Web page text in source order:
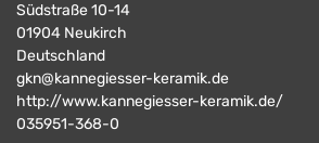
Südstraße 10-14
01904 Neukirch
Deutschland
gkn@kannegiesser-keramik.de
http://www.kannegiesser-keramik.de/
035951-368-0